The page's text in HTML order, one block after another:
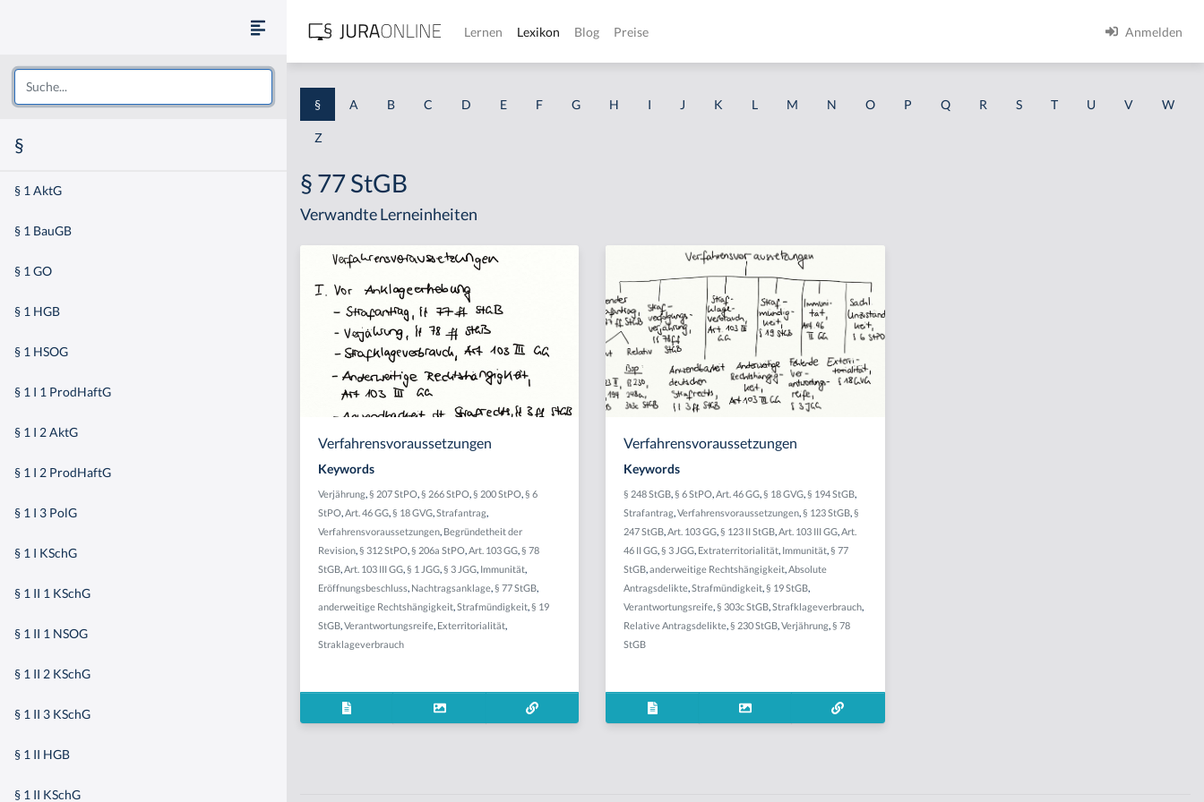
§
§ 1 AktG
§ 1 BauGB
§ 1 GO
§ 1 HGB
§ 1 HSOG
§ 1 I 1 ProdHaftG
§ 1 I 2 AktG
§ 1 I 2 ProdHaftG
§ 1 I 3 PolG
§ 1 I KSchG
§ 1 II 1 KSchG
§ 1 II 1 NSOG
§ 1 II 2 KSchG
§ 1 II 3 KSchG
§ 1 II HGB
§ 1 II KSchG
Lernen Lexikon Blog Preise Anmelden
§ A B C D E F G H I J K L M N O P Q R S T U V W
Z
§ 77 StGB
Verwandte Lerneinheiten
Verfahrensvoraussetzungen
Keywords
Verjährung,§ 207 StPO,§ 266 StPO,§ 200 StPO,§ 6
StPO,Art. 46 GG,§ 18 GVG,Strafantrag,
Verfahrensvoraussetzungen, Begründetheit der
Revision,§ 312 StPO,§ 206a StPO,Art. 103 GG,§ 78
StGB,Art. 103 III GG,§ 1 JGG,§ 3 JGG, Immunität,
Eröffnungsbeschluss, Nachtragsanklage,§ 77 StGB,
anderweitige Rechtshängigkeit,Strafmündigkeit,§ 19
StGB,Verantwortungsreife, Exterritorialität,
Straklageverbrauch
Verfahrensvoraussetzungen
Keywords
§ 248 StGB,§ 6 StPO,Art. 46 GG,§ 18 GVG,§ 194 StGB,
Strafantrag,Verfahrensvoraussetzungen,§ 123 StGB,§
247 StGB,Art. 103 GG,§ 123 II StGB,Art. 103 III GG,Art.
46 II GG,§ 3 JGG, Extraterritorialität, Immunität,§ 77
StGB,anderweitige Rechtshängigkeit,Absolute
Antragsdelikte,Strafmündigkeit,§ 19 StGB,
Verantwortungsreife,§ 303c StGB,Strafklageverbrauch,
Relative Antragsdelikte,§ 230 StGB,Verjährung,§ 78
StGB